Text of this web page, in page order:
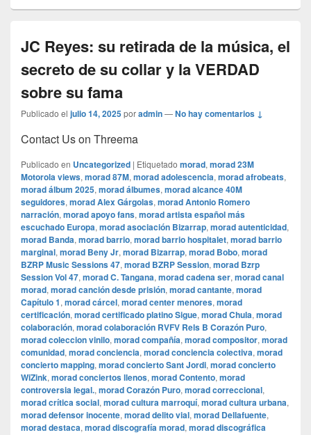
JC Reyes: su retirada de la música, el
secreto de su collar y la VERDAD
sobre su fama
Publicado el julio 14, 2025poradmin—No hay comentarios ↓
Contact Us on Threema
Publicado en Uncategorized | Etiquetado morad, morad 23M
Motorola views, morad 87M, morad adolescencia, morad afrobeats,
morad álbum 2025, morad álbumes, morad alcance 40M
seguidores, morad Alex Gárgolas, morad Antonio Romero
narración, morad apoyo fans, morad artista español más
escuchado Europa, morad asociación Bizarrap, morad autenticidad,
morad Banda, morad barrio, morad barrio hospitalet, morad barrio
marginal, morad Beny Jr, morad Bizarrap, morad Bobo, morad
BZRP Music Sessions 47, morad BZRP Session, morad Bzrp
Session Vol 47, morad C. Tangana, morad cadena ser, morad canal
morad, morad canción desde prisión, morad cantante, morad
Capítulo 1, morad cárcel, morad center menores, morad
certificación, morad certificado platino Sigue, morad Chula, morad
colaboración, morad colaboración RVFV Rels B Corazón Puro,
morad coleccion vinilo, morad compañía, morad compositor, morad
comunidad, morad conciencia, morad conciencia colectiva, morad
concierto mapping, morad concierto Sant Jordi, morad concierto
WiZink, morad conciertos llenos, morad Contento, morad
controversia legal., morad Corazón Puro, morad correccional,
morad crítica social, morad cultura marroquí, morad cultura urbana,
morad defensor inocente, morad delito vial, morad Dellafuente,
morad destaca, morad discografía morad, morad discográfica